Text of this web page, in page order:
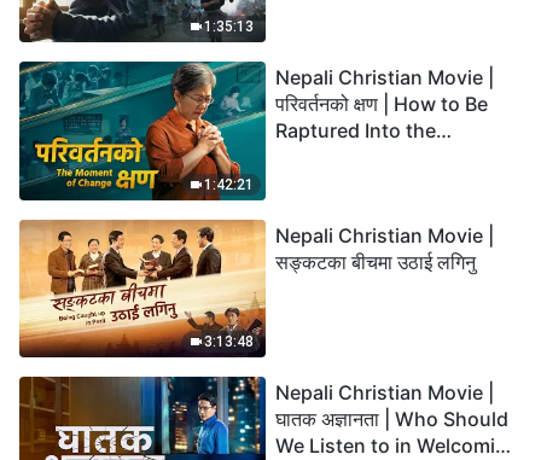
1:35:13
1:42:21
Nepali Christian Movie |
परिवर्तनको क्षण | How to Be
Raptured Into the
3:13:48
Nepali Christian Movie |
सङ्कटका बीचमा उठाई लगिनु
Nepali Christian Movie |
घातक अज्ञानता | Who Should
We Listen to in Welcoming